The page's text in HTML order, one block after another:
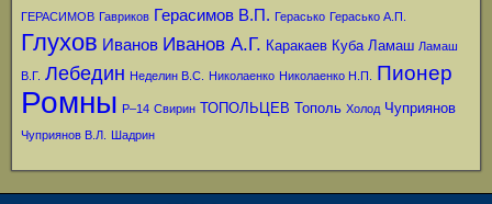
ГЕРАСИМОВ Гавриков Герасимов В.П. Герасько Герасько А.П.
Глухов Иванов Иванов А.Г. Каракаев Куба Ламаш Ламаш
В.Г. Лебедин Неделин В.С. Николаенко Николаенко Н.П. Пионер
Ромны Р–14 Свирин ТОПОЛЬЦЕВ Тополь Холод Чуприянов
Чуприянов В.Л. Шадрин